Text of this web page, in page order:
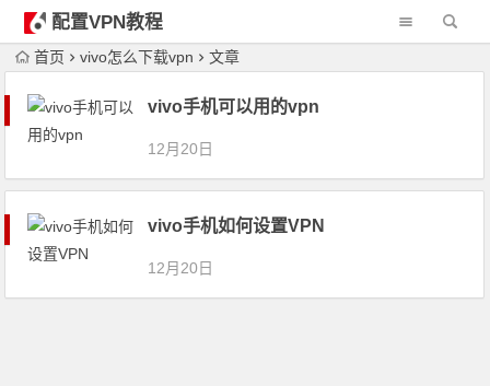
配置VPN教程
首页 vivo怎么下载vpn 文章
vivo手机可以用的vpn
12月20日
vivo手机如何设置VPN
12月20日